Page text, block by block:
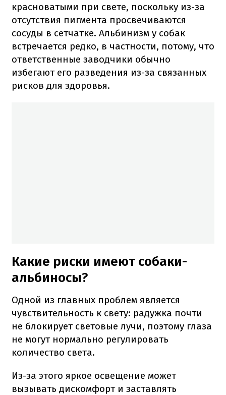
красноватыми при свете, поскольку из-за
отсутствия пигмента просвечиваются
сосуды в сетчатке. Альбинизм у собак
встречается редко, в частности, потому, что
ответственные заводчики обычно
избегают его разведения из-за связанных
рисков для здоровья.
Какие риски имеют собаки-
альбиносы?
Одной из главных проблем является
чувствительность к свету: радужка почти
не блокирует световые лучи, поэтому глаза
не могут нормально регулировать
количество света.
Из-за этого яркое освещение может
вызывать дискомфорт и заставлять